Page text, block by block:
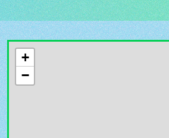
+
−